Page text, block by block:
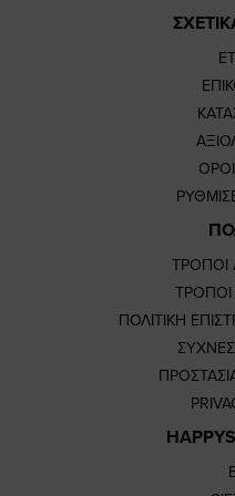
ΤΡΟΠΟΙ
ΠΟΛΙΤΙΚΗ